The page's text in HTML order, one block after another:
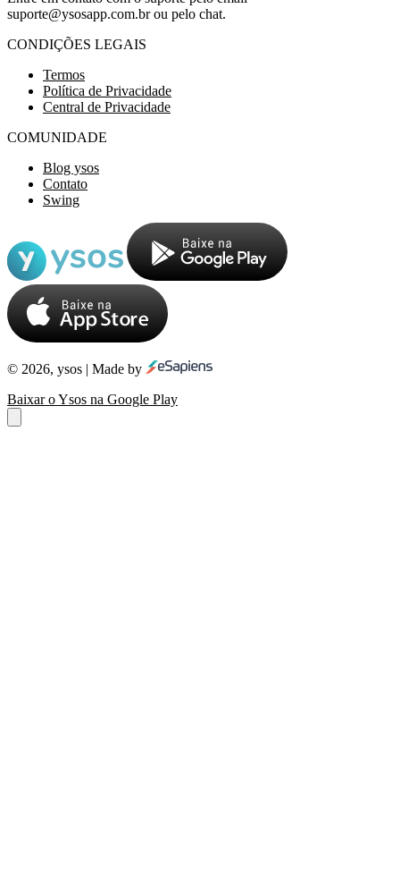
suporte@ysosapp.com.brou pelo chat.
CONDIÇÕES LEGAIS
Termos
Política de Privacidade
Central de Privacidade
COMUNIDADE
Blog ysos
Contato
Swing
© 2026, ysos | Made by
Baixar o Ysos na Google Play